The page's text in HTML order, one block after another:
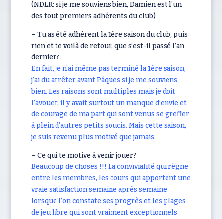
(NDLR: si je me souviens bien, Damien est l’un
des tout premiers adhérents du club)
– Tu as été adhérent la 1ère saison du club, puis
rien et te voilà de retour, que s’est-il passé l’an
dernier?
En fait, je n’ai même pas terminé la 1ère saison,
j’ai du arrêter avant Pâques si je me souviens
bien. Les raisons sont multiples mais je doit
l’avouer, il y avait surtout un manque d’envie et
de courage de ma part qui sont venus se greffer
à plein d’autres petits soucis. Mais cette saison,
je suis revenu plus motivé que jamais.
– Ce qui te motive à venir jouer?
Beaucoup de choses !!! La convivialité qui règne
entre les membres, les cours qui apportent une
vraie satisfaction semaine après semaine
lorsque l’on constate ses progrès et les plages
de jeu libre qui sont vraiment exceptionnels